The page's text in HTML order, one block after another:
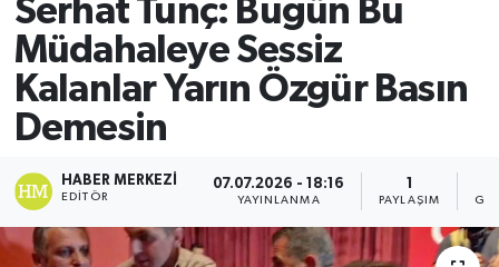
Serhat Tunç: Bugün Bu
Müdahaleye Sessiz
Kalanlar Yarın Özgür Basın
Demesin
HABER MERKEZI
EDITÖR
07.07.2026 - 18:16
YAYINLANMA
1
PAYLAŞIM
Ekonomi
Sağlık
Spor
Asayiş
Teknoloji
Eskişehir Namaz Vakitleri
Eskişehir Trafik Yoğunluk Haritası
Süper Lig Puan Durumu ve Fikstür
Tüm Manşetler
Son Dakika Haberleri